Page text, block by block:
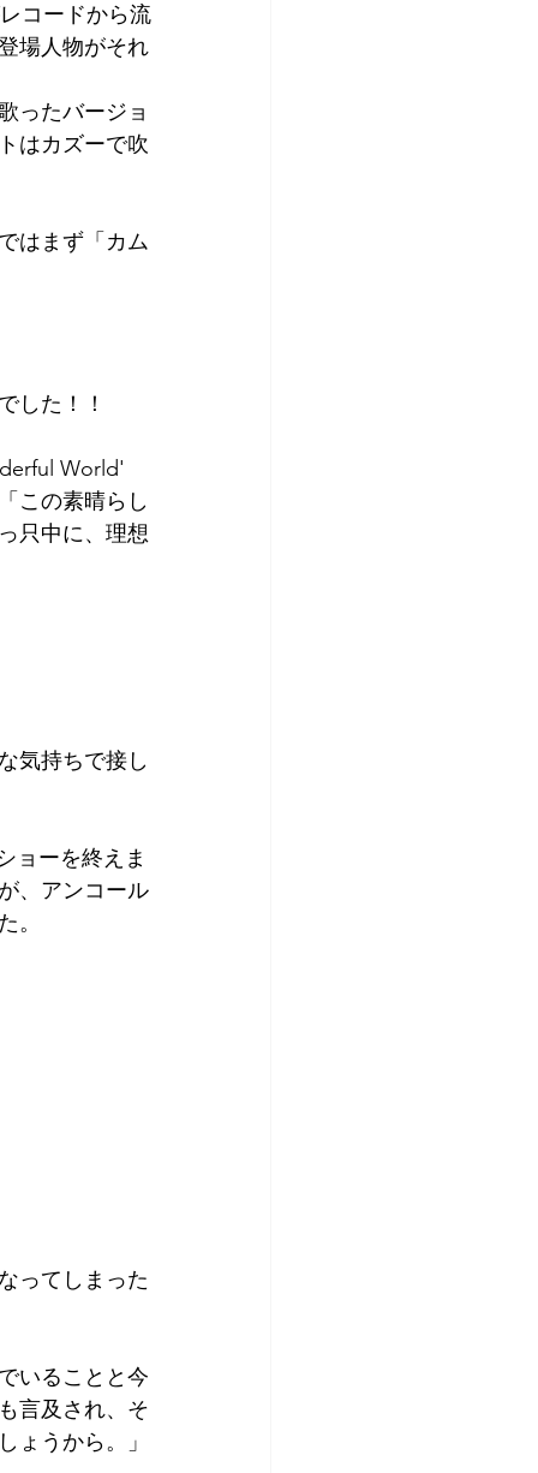
コードから流
場人物がそれ
ったバージョ
はカズーで吹
はまず「カム
した！！
World'
この素晴らし
只中に、理想
気持ちで接し
ョーを終えま
、アンコール
。
ってしまった
いることと今
言及され、そ
ょうから。」